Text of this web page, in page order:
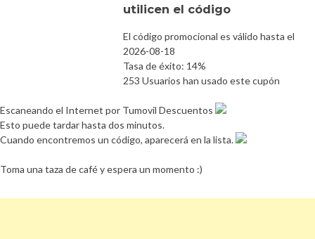
utilicen el código
El código promocional es válido hasta el
2026-08-18
Tasa de éxito: 14%
253 Usuarios han usado este cupón
Escaneando el Internet por Tumovil Descuentos
Esto puede tardar hasta dos minutos.
Cuando encontremos un código, aparecerá en la lista.
Toma una taza de café y espera un momento :)